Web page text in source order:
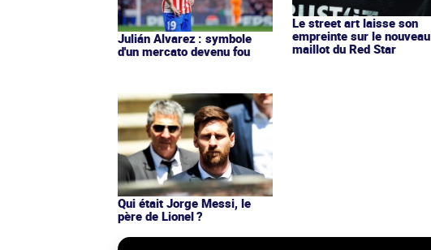
Julián Alvarez : symbole
d'un mercato devenu fou
Le street art laisse son
empreinte sur le nouveau
maillot du Red Star
Qui était Jorge Messi, le
père de Lionel ?